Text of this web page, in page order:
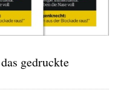
gedruckte